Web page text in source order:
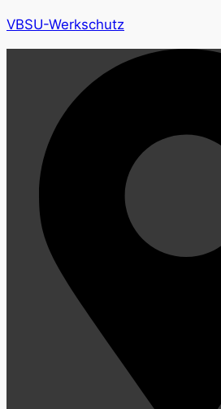
VBSU-Werkschutz